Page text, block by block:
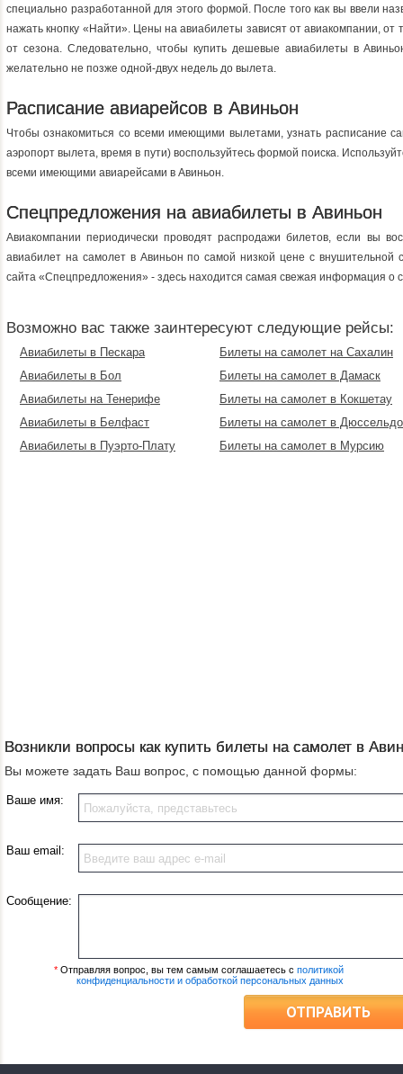
специально разработанной для этого формой. После того как вы ввели
нажать кнопку «Найти». Цены на авиабилеты зависят от авиакомпании,
от сезона. Следовательно, чтобы купить дешевые авиабилеты в
желательно не позже одной-двух недель до вылета.
Расписание авиарейсов в Авиньон
Чтобы ознакомиться со всеми имеющими вылетами, узнать расписание
аэропорт вылета, время в пути) воспользуйтесь формой поиска.
всеми имеющими авиарейсами в Авиньон.
Спецпредложения на авиабилеты в Авиньон
Авиакомпании периодически проводят распродажи билетов, если вы
авиабилет на самолет в Авиньон по самой низкой цене с внушительной
сайта «Спецпредложения» - здесь находится самая свежая информация о
Возможно вас также заинтересуют следующие рейсы:
Авиабилеты в Пескара
Авиабилеты в Бол
Авиабилеты на Тенерифе
Авиабилеты в Белфаст
Авиабилеты в Пуэрто-Плату
Билеты на самолет на Сахалин
Билеты на самолет в Дамаск
Билеты на самолет в Кокшетау
Билеты на самолет в
Билеты на самолет в Мурсию
Возникли вопросы как купить билеты на самолет в
Вы можете задать Ваш вопрос, с помощью данной формы:
Ваше имя:
Ваш email:
Сообщение:
* Отправляя вопрос, вы тем самым соглашаетесь с политикой
конфиденциальности и обработкой персональных данных
ОТПРАВИТЬ